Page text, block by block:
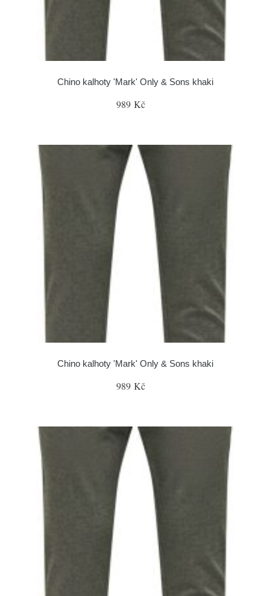
Chino kalhoty 'Mark' Only & Sons khaki
989 Kč
Chino kalhoty 'Mark' Only & Sons khaki
989 Kč